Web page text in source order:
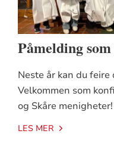
Påmelding
Neste år kan du
Velkommen som
og Skåre menigheter!
LES MER